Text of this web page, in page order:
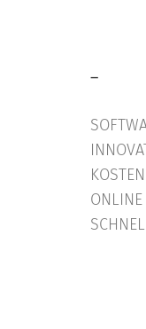
–